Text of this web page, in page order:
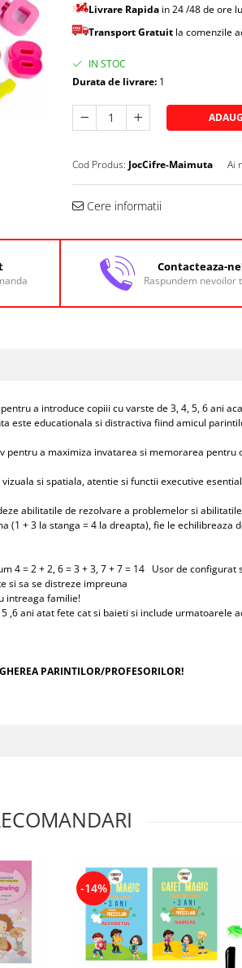
Livrare Rapida in 24 /48 de ore
Transport Gratuit la comenzile
IN STOC
Durata de livrare: 1
Cod Produs: JocCifre-Maimuta Ai
Cere informatii
Contacteaza-
Raspundem nevoilor
a introduce copiii cu varste de 3, 4, 5, 6 ani
este educationala si distractiva fiind amicul
a maximiza invatarea si memorarea pentru
si spatiala, atentie si functii executive
abilitatile de rezolvare a problemelor si
(1 + 3 la stanga = 4 la dreapta), fie le
4 = 2 + 2, 6 = 3 + 3, 7 + 7 = 14 Usor de
si sa se distreze impreuna
intreaga familie!
ani atat fete cat si baieti si include urmatoarele
PARINTILOR/PROFESORILOR!
-14%